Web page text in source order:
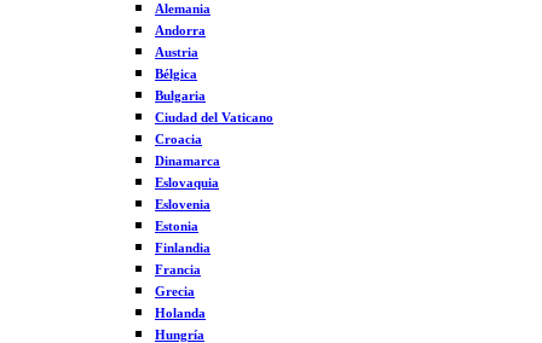
Alemania
Andorra
Austria
Bélgica
Bulgaria
Ciudad del Vaticano
Croacia
Dinamarca
Eslovaquia
Eslovenia
Estonia
Finlandia
Francia
Grecia
Holanda
Hungría